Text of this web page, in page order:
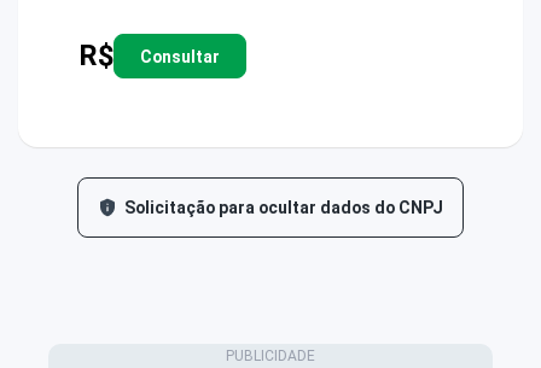
R$ Consultar
Solicitação para ocultar dados do CNPJ